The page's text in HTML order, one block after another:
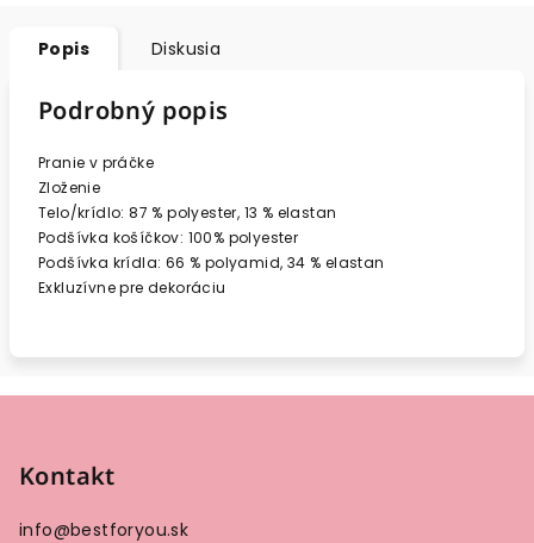
Popis Diskusia
Podrobný popis
Pranie v práčke
Zloženie
Telo/krídlo: 87 % polyester, 13 % elastan
Podšívka košíčkov: 100% polyester
Podšívka krídla: 66 % polyamid, 34 % elastan
Exkluzívne pre dekoráciu
Kontakt
info@bestforyou.sk